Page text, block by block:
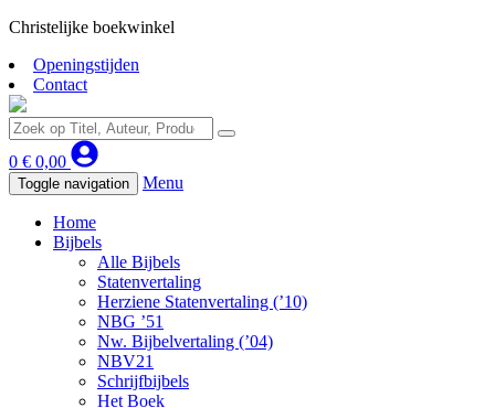
Christelijke boekwinkel
Openingstijden
Contact
0 € 0,00
Toggle navigation Menu
Home
Bijbels
Alle Bijbels
Statenvertaling
Herziene Statenvertaling (’10)
NBG ’51
Nw. Bijbelvertaling (’04)
NBV21
Schrijfbijbels
Het Boek